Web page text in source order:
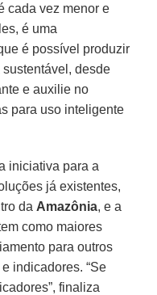
cada vez menor e
é uma
é possível produzir
sustentável, desde
e auxilie no
para uso inteligente
iniciativa para a
já existentes,
da Amazônia, e a
como maiores
para outros
indicadores. “Se
finaliza